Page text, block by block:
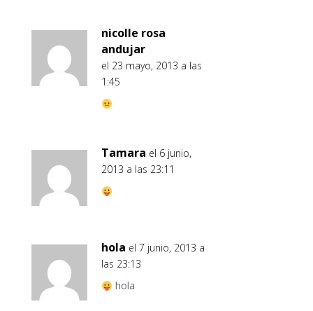
nicolle rosa
andujar
el 23 mayo, 2013 a las
1:45
Tamara el 6 junio,
2013 a las 23:11
hola el 7 junio, 2013 a
las 23:13
hola